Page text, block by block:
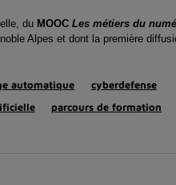
du MOOC Les métiers du
Alpes et dont la première
automatique
cyberdefense
parcours de formation